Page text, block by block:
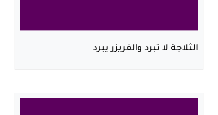
الثلاجة لا تبرد والفريزر يبرد